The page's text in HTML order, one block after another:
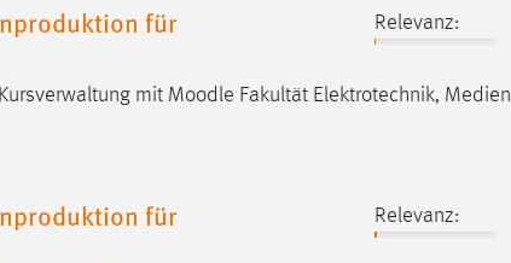
für
Relevanz:
mit Moodle Fakultät Elektrotechnik, Medien
für
Relevanz: